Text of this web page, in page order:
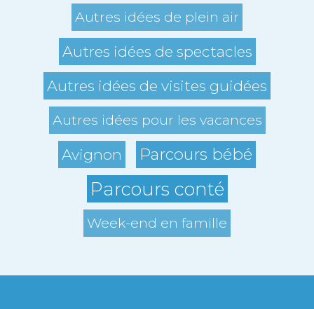
Autres idées de plein air
Autres idées de spectacles
Autres idées de visites guidées
Autres idées pour les vacances
Avignon Parcours bébé
Parcours conté
Week-end en famille